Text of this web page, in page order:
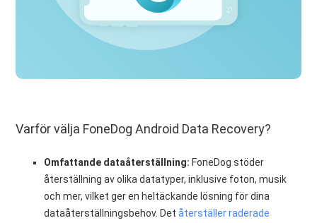
Varför välja FoneDog Android Data Recovery?
Omfattande dataåterställning:FoneDog stöder
återställning av olika datatyper, inklusive foton, musik
och mer, vilket ger en heltäckande lösning för dina
dataåterställningsbehov. Detåterställer raderade